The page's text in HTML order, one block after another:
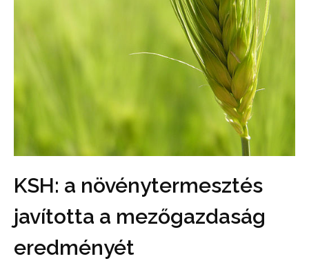
KSH: a növénytermesztés
javította a mezőgazdaság
eredményét